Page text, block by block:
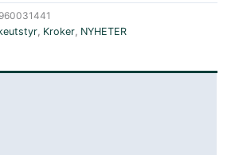
, Kroker, NYHETER